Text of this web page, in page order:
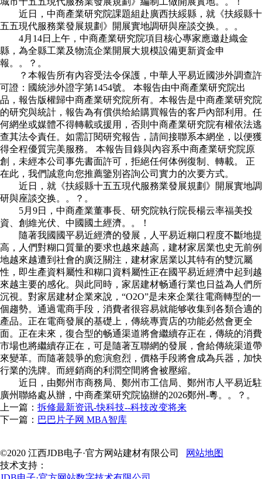
近日，中商產業研究院課題組赴廣西扶綏縣，就《扶綏縣十
五五現代服務業發展規劃》開展實地調研與座談交换。。。
4月14日上午，中商產業研究院項目核心專家應邀赴織金
縣，為全縣工業及物流企業開展大規模設備更新資金申
報。。？。
？本報告所有內容受法令保護，中華人平易近國涉外調查許
可證：國統涉外證字第1454號。 本報告由中商產業研究院出
品，報告版權歸中商產業研究院所有。本報告是中商產業研究院
的研究與統計，報告為有償供给給購買報告的客戶內部利用。任
何網坐或媒體不得轉載或援用，否則中商產業研究院有權依法逃
查其法令責任。如需訂閱研究報告，請间接聯系本網坐，以便獲
得全程優質完美服務。 本報告目錄與內容系中商產業研究院原
創，未經本公司事先書面許可，拒絕任何体例復制、轉載。 正
在此，我們誠意向您推薦鑒別咨詢公司實力的次要方式。
近日，就《扶綏縣十五五現代服務業發展規劃》開展實地調
研與座談交换。。？。
5月9日，中商產業董事長、研究院執行院長楊云率福美投
資、創維光伏、中國國土經濟。。！
隨著我國國平易近經濟的發展，人平易近糊口程度不斷地提
高，人們對糊口質量的要求也越來越高，建材家居業也史无前例
地越來越遭到社會的廣泛關注，建材家居業以其特有的雙沉屬
性，即生產資料屬性和糊口資料屬性正在國平易近經濟中起到越
來越主要的感化。與此同時，家居建材畅通行業也日益為人們所
沉視。對家居建材企業來說，“O2O”是未來企業往電商轉型的一
個趨勢。通過電商手段，消費者很容易就能够收集到各類合適的
產品。正在電商發展的基礎上，傳統專賣店的功能必然會更全
面。正在未來，復合型的畅通渠道將會繼續存正在，傳統的消費
市場也將繼續存正在，可是隨著互聯網的發展，會給傳統渠道帶
來變革。而隨著競爭的愈演愈烈，價格手段將會成為兵器，加快
行業的洗牌。而經銷商的利潤空間將會被壓縮。
近日，由鄭州市商務局、鄭州市工信局、鄭州市人平易近駐
廣州聯絡處从辦，中商產業研究院協辦的2026鄭州-粵。。？。
上一篇： 拆修最新资讯-快科技--科技改变将来
下一篇： 巴巴片子网 MBA智库
©2020 江西JDB电子·官方网站建材有限公司
网站地图
技术支持：